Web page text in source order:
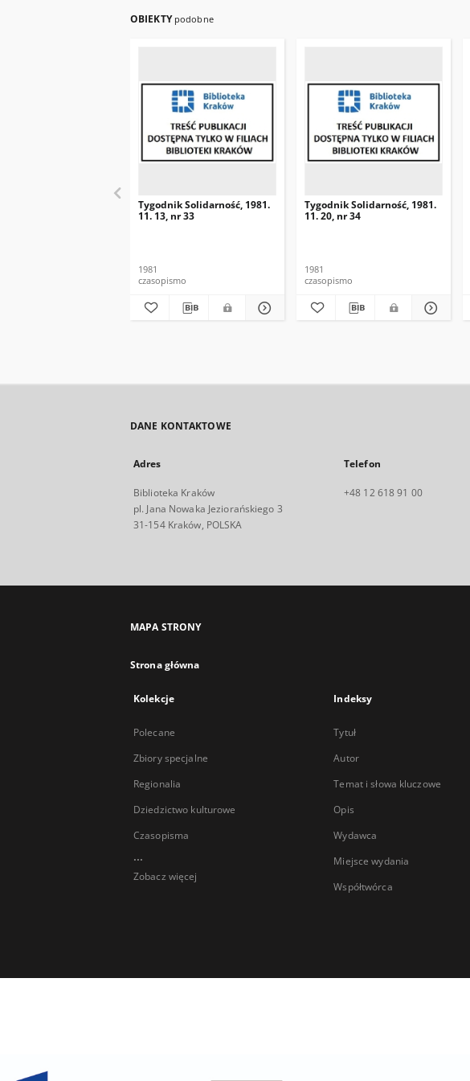
OBIEKTY podobne
Tygodnik Solidarność, 1981.
11. 13, nr 33
1981
czasopismo
Tygodnik Solidarność, 1981.
11. 20, nr 34
1981
czasopismo
DANE KONTAKTOWE
Adres
Biblioteka Kraków
pl. Jana Nowaka Jeziorańskiego 3
31-154 Kraków, POLSKA
Telefon
+48 12 618 91 00
MAPA STRONY
Strona główna
Kolekcje
Polecane
Zbiory specjalne
Regionalia
Dziedzictwo kulturowe
Czasopisma
...
Zobacz więcej
Indeksy
Tytuł
Autor
Temat i słowa kluczowe
Opis
Wydawca
Miejsce wydania
Współtwórca